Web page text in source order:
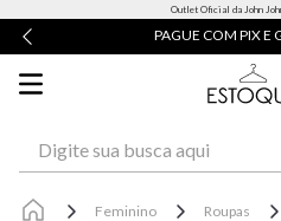
Outlet Oficial da John
PAGUE COM PIX E
Feminino Roupas